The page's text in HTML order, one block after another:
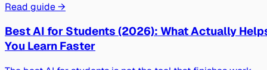
Read guide →
Best AI for Students (2026): What Actually
You Learn Faster